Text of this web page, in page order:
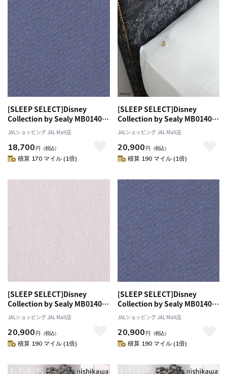
[SLEEP SELECT]Disney
Collection by Sealy MB0140
Box Sheets（ボックスシー
ツ）〔ダブル〕 ブルーグレー
JALショッピング JAL Mall店
18,700 円 （税込）
積算 170 マイル (1倍)
[SLEEP SELECT]Disney
Collection by Sealy MB0140
Box Sheets（ボックスシー
ツ）〔ダブルワイド〕 ホワイト
JALショッピング JAL Mall店
20,900 円 （税込）
積算 190 マイル (1倍)
[SLEEP SELECT]Disney
Collection by Sealy MB0140
Box Sheets（ボックスシー
ツ）〔ダブルワイド〕 ペールピ
ンク
JALショッピング JAL Mall店
20,900 円 （税込）
積算 190 マイル (1倍)
[SLEEP SELECT]Disney
Collection by Sealy MB0140
Box Sheets（ボックスシー
ツ）〔ダブルワイド〕 ブルーグ
レー
JALショッピング JAL Mall店
20,900 円 （税込）
積算 190 マイル (1倍)